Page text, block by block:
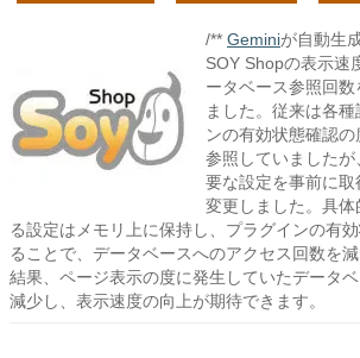
/** Geminiが自動生
SOY Shopの表示速
ータベース参照回
ました。従来は各
ンの有効状態確認
参照していました
要な設定を事前に
変更しました。具
る設定はメモリ上に保持し、プラグインの有
ることで、データベースへのアクセス回数を
結果、ページ表示の度に発生していたデータ
減少し、表示速度の向上が期待できます。